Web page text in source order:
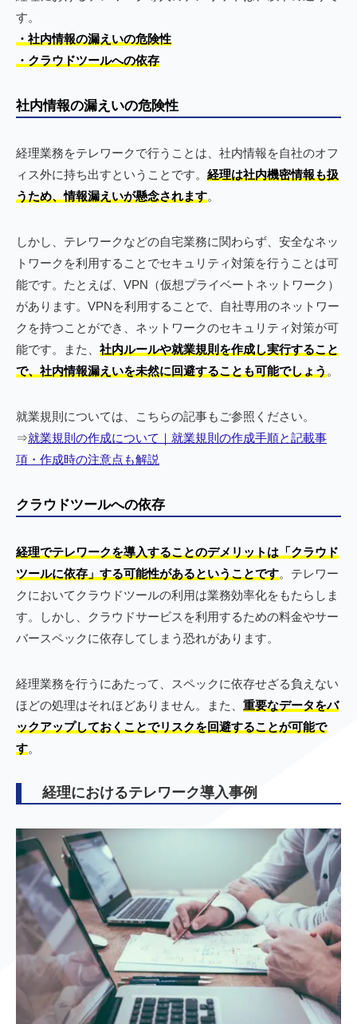
す。
・社内情報の漏えいの危険性
・クラウドツールへの依存
社内情報の漏えいの危険性
経理業務をテレワークで行うことは、社内情報を自社のオフ
ィス外に持ち出すということです。 経理は社内機密情報も扱
うため、情報漏えいが懸念されます。
しかし、テレワークなどの自宅業務に関わらず、安全なネッ
トワークを利用することでセキュリティ対策を行うことは可
能です。たとえば、VPN（仮想プライベートネットワーク）
があります。VPNを利用することで、自社専用のネットワー
クを持つことができ、ネットワークのセキュリティ対策が可
能です。また、 社内ルールや就業規則を作成し実行すること
で、社内情報漏えいを未然に回避することも可能でしょう 。
就業規則については、こちらの記事もご参照ください。
⇒就業規則の作成について｜就業規則の作成手順と記載事
項・作成時の注意点も解説
クラウドツールへの依存
経理でテレワークを導入することのデメリットは「クラウド
ツールに依存」する可能性があるということです。テレワー
クにおいてクラウドツールの利用は業務効率化をもたらしま
す。しかし、クラウドサービスを利用するための料金やサー
バースペックに依存してしまう恐れがあります。
経理業務を行うにあたって、スペックに依存せざる負えない
ほどの処理はそれほどありません。また、 重要なデータをバ
ックアップしておくことでリスクを回避することが可能で
す。
経理におけるテレワーク導入事例